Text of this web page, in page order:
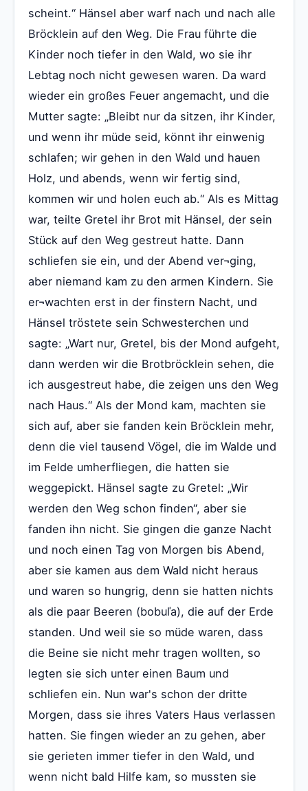
scheint.“ Hänsel aber warf nach und nach alle
Bröcklein auf den Weg. Die Frau führte die
Kinder noch tiefer in den Wald, wo sie ihr
Lebtag noch nicht gewesen waren. Da ward
wieder ein großes Feuer angemacht, und die
Mutter sagte: „Bleibt nur da sitzen, ihr Kinder,
und wenn ihr müde seid, könnt ihr einwenig
schlafen; wir gehen in den Wald und hauen
Holz, und abends, wenn wir fertig sind,
kommen wir und holen euch ab.“ Als es Mittag
war, teilte Gretel ihr Brot mit Hänsel, der sein
Stück auf den Weg gestreut hatte. Dann
schliefen sie ein, und der Abend ver¬ging,
aber niemand kam zu den armen Kindern. Sie
er¬wachten erst in der finstern Nacht, und
Hänsel tröstete sein Schwesterchen und
sagte: „Wart nur, Gretel, bis der Mond aufgeht,
dann werden wir die Brotbröcklein sehen, die
ich ausgestreut habe, die zeigen uns den Weg
nach Haus.“ Als der Mond kam, machten sie
sich auf, aber sie fanden kein Bröcklein mehr,
denn die viel tausend Vögel, die im Walde und
im Felde umherfliegen, die hatten sie
weggepickt. Hänsel sagte zu Gretel: „Wir
werden den Weg schon finden“, aber sie
fanden ihn nicht. Sie gingen die ganze Nacht
und noch einen Tag von Morgen bis Abend,
aber sie kamen aus dem Wald nicht heraus
und waren so hungrig, denn sie hatten nichts
als die paar Beeren (bobuľa), die auf der Erde
standen. Und weil sie so müde waren, dass
die Beine sie nicht mehr tragen wollten, so
legten sie sich unter einen Baum und
schliefen ein. Nun war's schon der dritte
Morgen, dass sie ihres Vaters Haus verlassen
hatten. Sie fingen wieder an zu gehen, aber
sie gerieten immer tiefer in den Wald, und
wenn nicht bald Hilfe kam, so mussten sie